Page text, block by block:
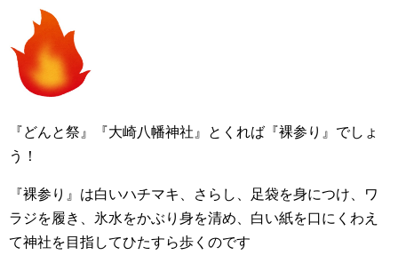
『どんと祭』『大崎八幡神社』とくれば『裸参り』でしょ
う！
『裸参り』は白いハチマキ、さらし、足袋を身につけ、ワ
ラジを履き、氷水をかぶり身を清め、白い紙を口にくわえ
て神社を目指してひたすら歩くのです